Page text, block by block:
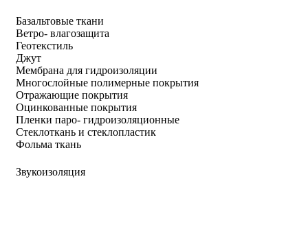
Базальтовые ткани
Ветро- влагозащита
Геотекстиль
Джут
Мембрана для гидроизоляции
Многослойные полимерные покрытия
Отражающие покрытия
Оцинкованные покрытия
Пленки паро- гидроизоляционные
Стеклоткань и стеклопластик
Фольма ткань
Звукоизоляция